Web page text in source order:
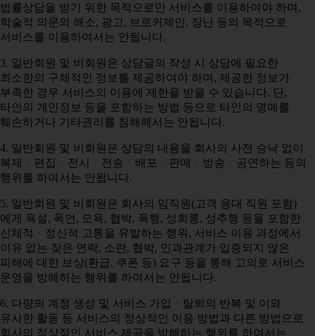
법률상담을 받기 위한 목적으로만 서비스를 이용하여야 하며,
학술적 의문의 해소, 광고, 브로커제안, 장난 등의 목적으로
서비스를 이용하여서는 안됩니다.
3. 일반회원 및 비회원은 상담글의 작성 시 상담에 필요한
최소한의 구체적인 정보를 제공하여야 하며, 제공한 정보가
부족한 경우 서비스의 이용에 제한을 받을 수 있습니다. 단,
타인의 개인정보 등을 포함하는 방법 등으로 타인의 명예를
훼손하거나 기타권리를 침해해서는 안됩니다.
4. 일반회원 및 비회원은 상담의 내용을 회사의 사전 승낙 없이
복제ㆍ편집ㆍ전시ㆍ전송ㆍ배포ㆍ판매ㆍ방송ㆍ공연하는 등의
행위를 하여서는 안됩니다.
5. 일반회원 및 비회원은 회사의 임직원(고객 응대 직원 포함)
에게 욕설, 폭언, 모욕, 협박, 폭행, 성희롱, 성추행 등을 포함한
신체적ㆍ정신적 고통을 유발하는 행위, 서비스 이용 과정에서
이유 없는 잦은 연락, 소란, 협박, 인과관계가 입증되지 않은
피해에 대한 보상(환급, 쿠폰 등) 요구 등을 통해 고의로 서비스
운영을 방해하는 행위를 하여서는 안됩니다.
6. 다량의 계정 생성 및 서비스 가입ㆍ탈퇴의 반복 및 이와
유사한 활동 등 서비스의 정상적인 이용 방법과 다른 방법으로
회사의 정상적인 서비스 제공을 방해하는 행위를 하여서는